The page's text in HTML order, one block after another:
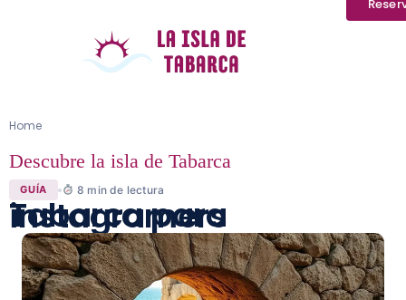
Home
Descubre la isla de Tabarca
GUÍA 8 min de lectura
Tabarca para instagramers